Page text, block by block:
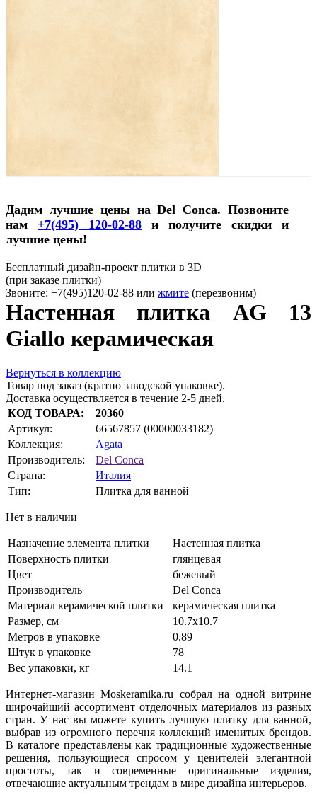
Дадим лучшие цены на Del Conca. Позвоните
нам +7(495) 120-02-88 и получите скидки и
лучшие цены!
Бесплатный дизайн-проект плитки в 3D
(при заказе плитки)
Звоните: +7(495)120-02-88 или жмите (перезвоним)
Настенная плитка AG 13
Giallo керамическая
Вернуться в коллекцию
Товар под заказ (кратно заводской упаковке).
Доставка осуществляется в течение 2-5 дней.
КОД ТОВАРА:
20360
Артикул:
66567857 (00000033182)
Коллекция:
Agata
Производитель:
Del Conca
Страна:
Италия
Тип:
Плитка для ванной
Нет в наличии
Назначение элемента плитки
Настенная плитка
Поверхность плитки
глянцевая
Цвет
бежевый
Производитель
Del Conca
Материал керамической плитки
керамическая плитка
Размер, см
10.7х10.7
Метров в упаковке
0.89
Штук в упаковке
78
Вес упаковки, кг
14.1
Интернет-магазин Moskeramika.ru собрал на одной витрине
широчайший ассортимент отделочных материалов из разных
стран. У нас вы можете купить лучшую плитку для ванной,
выбрав из огромного перечня коллекций именитых брендов.
В каталоге представлены как традиционные художественные
решения, пользующиеся спросом у ценителей элегантной
простоты, так и современные оригинальные изделия,
отвечающие актуальным трендам в мире дизайна интерьеров.